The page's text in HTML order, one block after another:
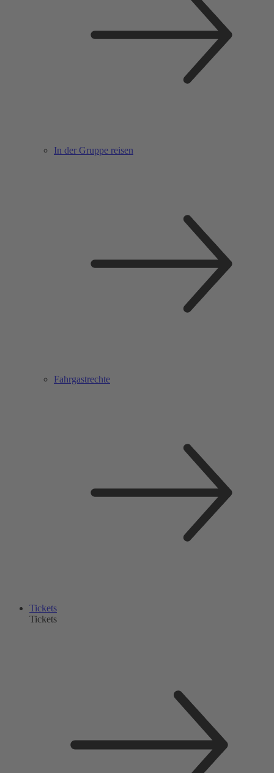
In der Gruppe reisen
Fahrgastrechte
Tickets
Tickets